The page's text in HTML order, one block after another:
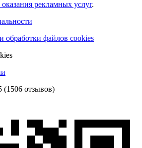
рекламных услуг.
обработки файлов cookies
(1506 отзывов)